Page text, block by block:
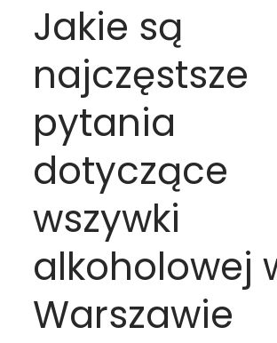
Jakie są
najczęstsze
pytania
dotyczące
wszywki
alkoholowej
Warszawie